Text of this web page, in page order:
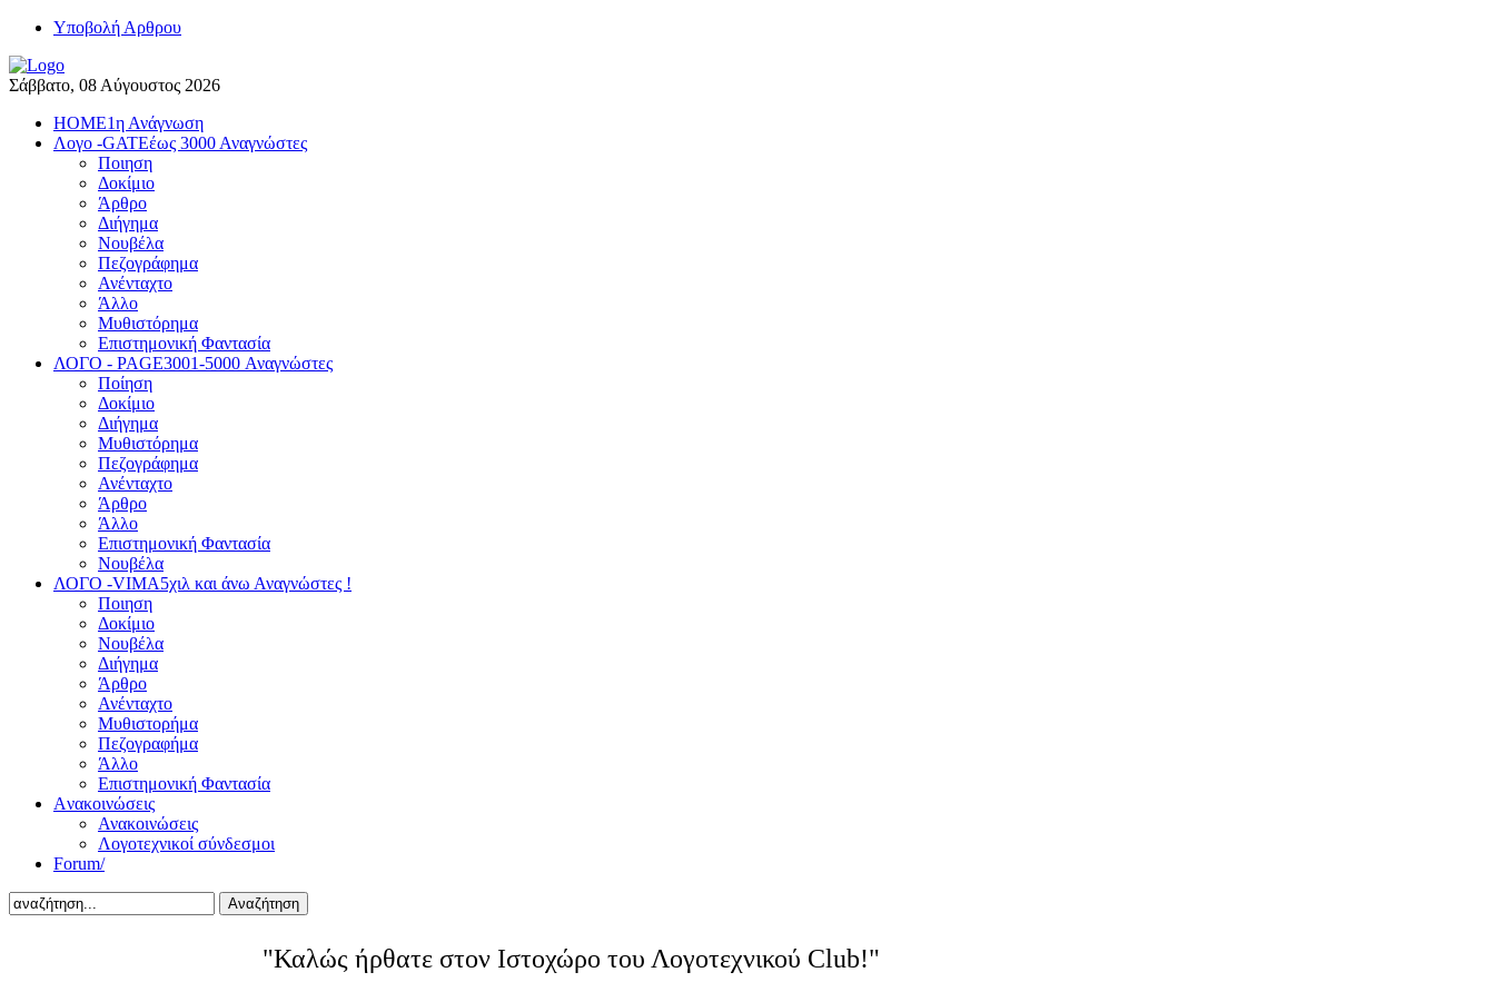
Yποβολή Αρθρου
Σάββατο, 08 Αύγουστος 2026
HOME1η Ανάγνωση
Λογο -GATEέως 3000 Αναγνώστες
Ποιηση
Δοκίμιο
Άρθρο
Διήγημα
Νουβέλα
Πεζογράφημα
Ανένταχτο
Άλλο
Μυθιστόρημα
Επιστημονική Φαντασία
ΛΟΓΟ - PAGE3001-5000 Αναγνώστες
Ποίηση
Δοκίμιο
Διήγημα
Μυθιστόρημα
Πεζογράφημα
Ανένταχτο
Άρθρο
Άλλο
Επιστημονική Φαντασία
Νουβέλα
ΛΟΓΟ -VIMA5χιλ και άνω Αναγνώστες !
Ποιηση
Δοκίμιο
Νουβέλα
Διήγημα
Άρθρο
Ανένταχτο
Μυθιστορήμα
Πεζογραφήμα
Άλλο
Επιστημονική Φαντασία
Aνακοινώσεις
Ανακοινώσεις
Λογοτεχνικοί σύνδεσμοι
Forum/
Αναζήτηση
"Καλώς ήρθατε στον Ιστοχώρο του Λογοτεχνικού Club!"